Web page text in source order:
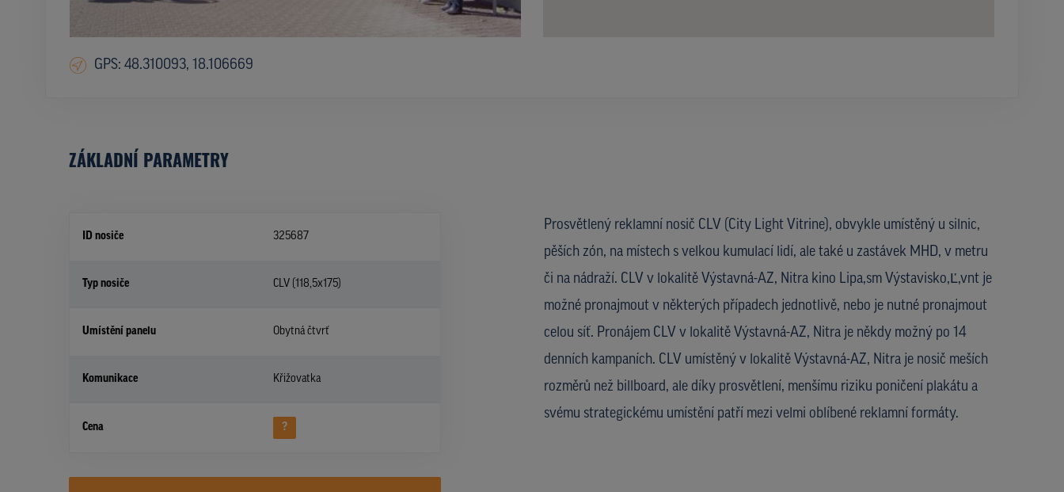
GPS: 48.310093, 18.106669
ZÁKLADNÍ PARAMETRY
ID nosiče 325687
Typ nosiče CLV (118,5x175)
Umístění panelu Obytná čtvrť
Komunikace Křižovatka
Cena ?
Prosvětlený reklamní nosič CLV (City Light Vitrine), obvykle umístěný u silnic,
pěších zón, na místech s velkou kumulací lidí, ale také u zastávek MHD, v metru
či na nádraží. CLV v lokalitě Výstavná-AZ, Nitra kino Lipa,sm Výstavisko,Ľ,vnt je
možné pronajmout v některých případech jednotlivě, nebo je nutné pronajmout
celou síť. Pronájem CLV v lokalitě Výstavná-AZ, Nitra je někdy možný po 14
denních kampaních. CLV umístěný v lokalitě Výstavná-AZ, Nitra je nosič meších
rozměrů než billboard, ale díky prosvětlení, menšímu riziku poničení plakátu a
svému strategickému umístění patří mezi velmi oblíbené reklamní formáty.